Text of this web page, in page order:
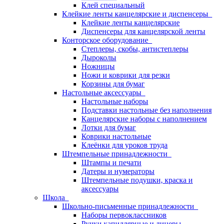
Клей специальный
Клейкие ленты канцелярские и диспенсеры
Клейкие ленты канцелярские
Диспенсеры для канцелярской ленты
Конторское оборудование
Степлеры, скобы, антистеплеры
Дыроколы
Ножницы
Ножи и коврики для резки
Корзины для бумаг
Настольные аксессуары
Настольные наборы
Подставки настольные без наполнения
Канцелярские наборы с наполнением
Лотки для бумаг
Коврики настольные
Клеёнки для уроков труда
Штемпельные принадлежности
Штампы и печати
Датеры и нумераторы
Штемпельные подушки, краска и
аксессуары
Школа
Школьно-письменные принадлежности
Наборы первоклассников